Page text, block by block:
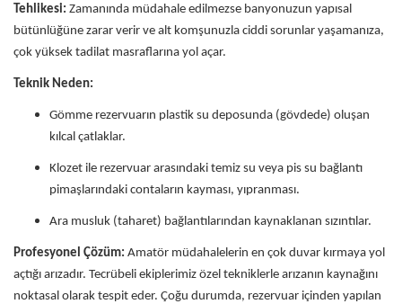
Tehlikesi: Zamanında müdahale edilmezse banyonuzun yapısal
bütünlüğüne zarar verir ve alt komşunuzla ciddi sorunlar yaşamanıza,
çok yüksek tadilat masraflarına yol açar.
Teknik Neden:
Gömme rezervuarın plastik su deposunda (gövdede) oluşan
kılcal çatlaklar.
Klozet ile rezervuar arasındaki temiz su veya pis su bağlantı
pimaşlarındaki contaların kayması, yıpranması.
Ara musluk (taharet) bağlantılarından kaynaklanan sızıntılar.
Profesyonel Çözüm: Amatör müdahalelerin en çok duvar kırmaya yol
açtığı arızadır. Tecrübeli ekiplerimiz özel tekniklerle arızanın kaynağını
noktasal olarak tespit eder. Çoğu durumda, rezervuar içinden yapılan